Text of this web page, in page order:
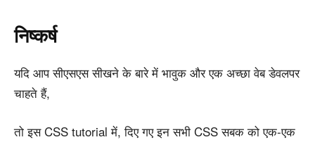
निष्कर्ष
यदि आप सीएसएस सीखने के बारे में भावुक और एक अच्छा वेब डेवलपर
चाहते हैं,
तो इस CSS tutorial में, दिए गए इन सभी CSS सबक को एक-एक